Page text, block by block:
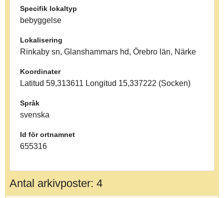
Specifik lokaltyp
bebyggelse
Lokalisering
Rinkaby sn, Glanshammars hd, Örebro län, Närke
Koordinater
Latitud 59,313611 Longitud 15,337222 (Socken)
Språk
svenska
Id för ortnamnet
655316
Antal arkivposter: 4